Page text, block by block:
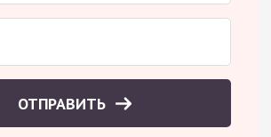
ОТПРАВИТЬ